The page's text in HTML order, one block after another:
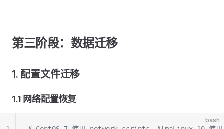
第三阶段：数据迁移
1. 配置文件迁移
1.1 网络配置恢复
bash